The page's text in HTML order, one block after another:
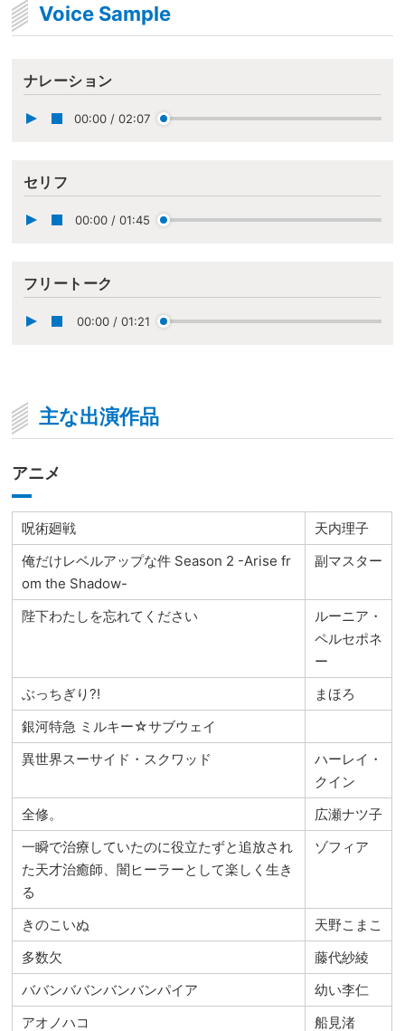
Voice Sample
ナレーション
00:00 / 02:07
セリフ
00:00 / 01:45
フリートーク
00:00 / 01:21
主な出演作品
アニメ
呪術廻戦
天内理子
俺だけレベルアップな件 Season 2 -Arise fr
om the Shadow-
副マスター
陛下わたしを忘れてください
ルーニア・
ペルセポネ
ー
ぶっちぎり?!
まほろ
銀河特急 ミルキー☆サブウェイ
異世界スーサイド・スクワッド
ハーレイ・
クイン
全修。
広瀬ナツ子
一瞬で治療していたのに役立たずと追放され
た天才治癒師、闇ヒーラーとして楽しく生き
る
ゾフィア
きのこいぬ
天野こまこ
多数欠
藤代紗綾
ババンババンバンバンパイア
幼い李仁
アオノハコ
船見渚